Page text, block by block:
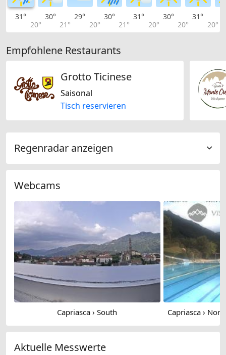
31°
20°
30°
21°
29°
20°
30°
21°
31°
20°
30°
20°
31°
20°
Empfohlene Restaurants
Grotto Ticinese
Saisonal
Tisch reservieren
Regenradar anzeigen
Webcams
Capriasca › South
Aktuelle Messwerte